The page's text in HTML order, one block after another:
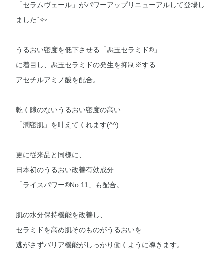
「セラムヴェール」がパワーアップリニューアルして登場し
ました˚✧༚
うるおい密度を低下させる「悪玉セラミド®︎」
に着目し、悪玉セラミドの発生を抑制※する
アセチルアミノ酸を配合。
乾く隙のないうるおい密度の高い
「潤密肌」を叶えてくれます(^^)
更に従来品と同様に、
日本初のうるおい改善有効成分
「ライスパワー®︎No.11」も配合。
肌の水分保持機能を改善し、
セラミドを高め肌そのものがうるおいを
逃がさずバリア機能がしっかり働くように導きます。